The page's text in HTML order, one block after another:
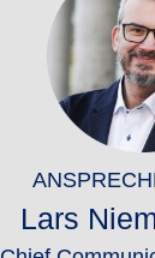
Lars